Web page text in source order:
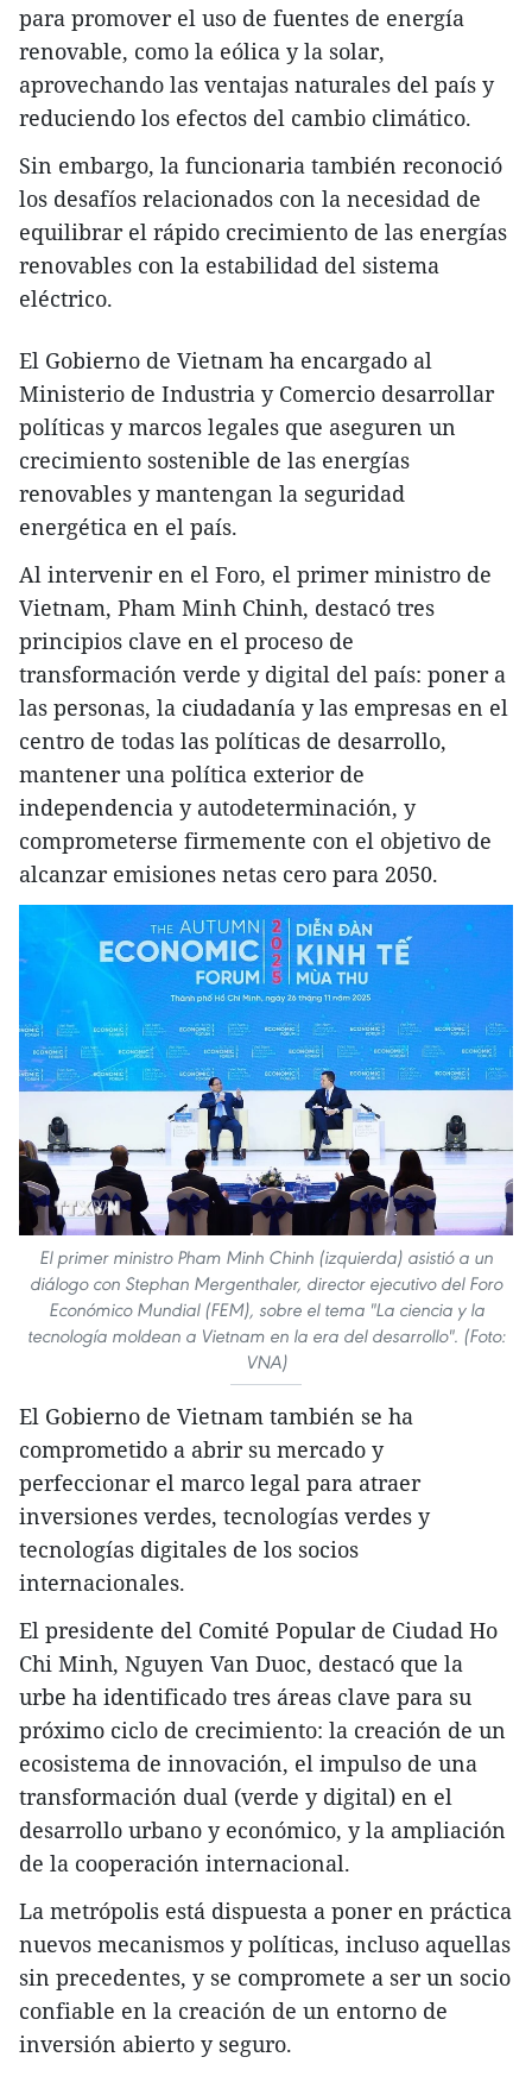
para promover el uso de fuentes de energía
renovable, como la eólica y la solar,
aprovechando las ventajas naturales del país y
reduciendo los efectos del cambio climático.
Sin embargo, la funcionaria también reconoció
los desafíos relacionados con la necesidad de
equilibrar el rápido crecimiento de las energías
renovables con la estabilidad del sistema
eléctrico.
El Gobierno de Vietnam ha encargado al
Ministerio de Industria y Comercio desarrollar
políticas y marcos legales que aseguren un
crecimiento sostenible de las energías
renovables y mantengan la seguridad
energética en el país.
Al intervenir en el Foro, el primer ministro de
Vietnam, Pham Minh Chinh, destacó tres
principios clave en el proceso de
transformación verde y digital del país: poner a
las personas, la ciudadanía y las empresas en el
centro de todas las políticas de desarrollo,
mantener una política exterior de
independencia y autodeterminación, y
comprometerse firmemente con el objetivo de
alcanzar emisiones netas cero para 2050.
El primer ministro Pham Minh Chinh (izquierda) asistió a un
diálogo con Stephan Mergenthaler, director ejecutivo del Foro
Económico Mundial (FEM), sobre el tema "La ciencia y la
tecnología moldean a Vietnam en la era del desarrollo". (Foto:
VNA)
El Gobierno de Vietnam también se ha
comprometido a abrir su mercado y
perfeccionar el marco legal para atraer
inversiones verdes, tecnologías verdes y
tecnologías digitales de los socios
internacionales.
El presidente del Comité Popular de Ciudad Ho
Chi Minh, Nguyen Van Duoc, destacó que la
urbe ha identificado tres áreas clave para su
próximo ciclo de crecimiento: la creación de un
ecosistema de innovación, el impulso de una
transformación dual (verde y digital) en el
desarrollo urbano y económico, y la ampliación
de la cooperación internacional.
La metrópolis está dispuesta a poner en práctica
nuevos mecanismos y políticas, incluso aquellas
sin precedentes, y se compromete a ser un socio
confiable en la creación de un entorno de
inversión abierto y seguro.